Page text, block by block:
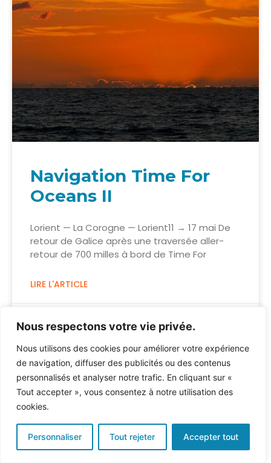
Nous respectons votre vie privée.
Nous utilisons des cookies pour améliorer votre expérience
de navigation, diffuser des publicités ou des contenus
personnalisés et analyser notre trafic. En cliquant sur «
Tout accepter », vous consentez à notre utilisation des
cookies.
Personnaliser Tout rejeter Accepter tout
Navigation Time For
Oceans II
Lorient — La Corogne — Lorient11 → 17 mai De
retour de Galice après une traversée aller-
retour de 700 milles à bord de Time For
LIRE L'ARTICLE
NAVIGATION